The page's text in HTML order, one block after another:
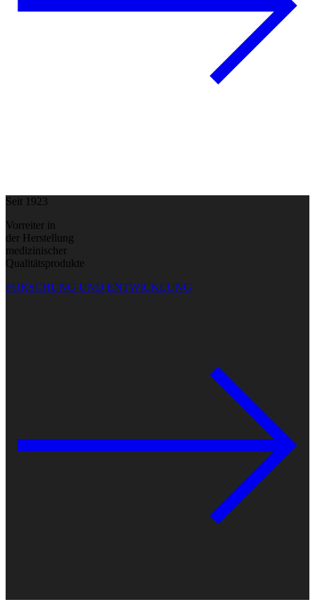
Seit 1923
Vorreiter in
der Herstellung
medizinischer
Qualitätsprodukte
FORSCHUNG UND ENTWICKLUNG